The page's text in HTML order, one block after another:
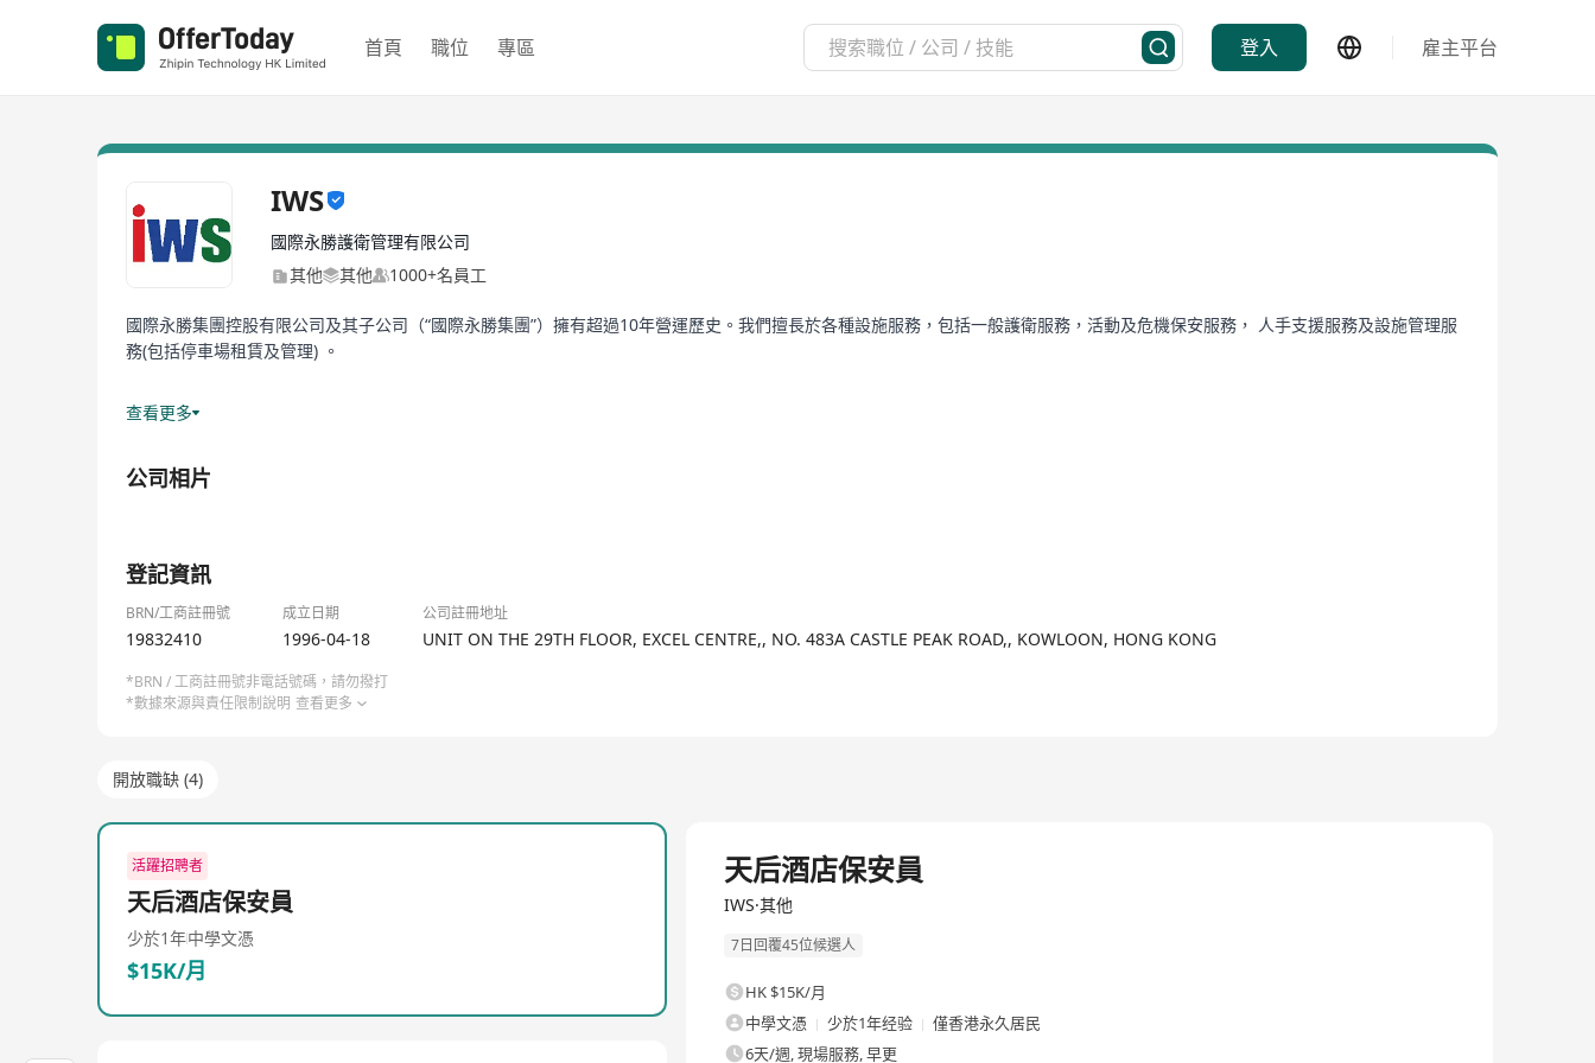
首頁 職位 專區 登入 雇主平台
IWS
國際永勝護衛管理有限公司
其他
其他 1000+名員工
國際永勝集團控股有限公司及其子公司（“國際永勝集團”）擁有超過10年營運歷史。我們擅長於各種設施服務，包括一般護衛服務，活動及危機保安服務， 人手支援服務及設施管理服
務(包括停車場租賃及管理) 。
我們擁有超過1,000名員工。 當中大多數為合資格進行甲類保安工作及乙類保安工作。
二之選！
查看更多
公司相片
登記資訊
BRN/工商註冊號 成立日期 公司註冊地址
19832410 1996-04-18 UNIT ON THE 29TH FLOOR, EXCEL CENTRE,, NO. 483A CASTLE PEAK ROAD,, KOWLOON, HONG KONG
*BRN / 工商註冊號非電話號碼，請勿撥打
*數據來源與責任限制說明 查看更多
開放職缺 (4)
活躍招聘者
天后酒店保安員
少於1年中學文憑
$15K/月
天后酒店保安員
IWS·其他
7日回覆45位候選人
HK $15K/月
中學文憑
少於1年经验
僅香港永久居民
6天/週, 現場服務, 早更